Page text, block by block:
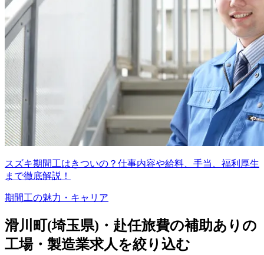
スズキ期間工はきついの？仕事内容や給料、手当、福利厚生
まで徹底解説！
期間工の魅力・キャリア
滑川町(埼玉県)・赴任旅費の補助ありの
工場・製造業求人を絞り込む